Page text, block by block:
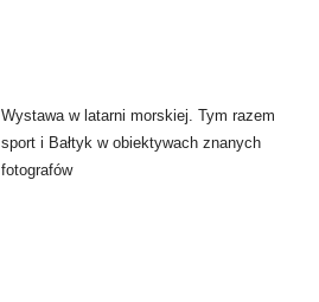
Wystawa w latarni morskiej. Tym razem
sport i Bałtyk w obiektywach znanych
fotografów